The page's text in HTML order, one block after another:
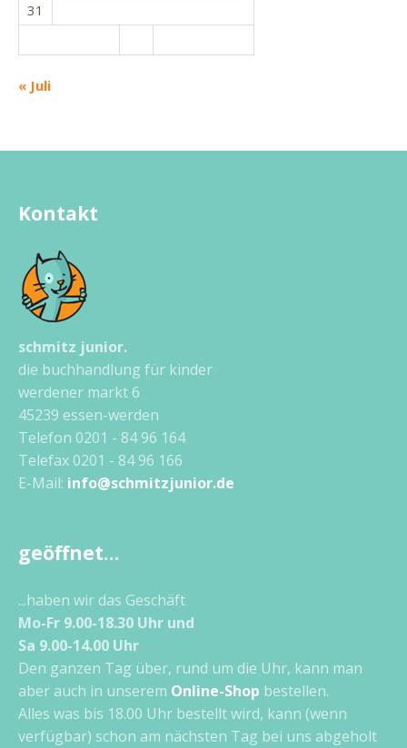
« Juli
31
Kontakt
schmitz junior.
die buchhandlung für kinder
werdener markt 6
45239 essen-werden
Telefon 0201 - 84 96 164
Telefax 0201 - 84 96 166
E-Mail: info@schmitzjunior.de
geöffnet…
...haben wir das Geschäft
Mo-Fr 9.00-18.30 Uhr und
Sa 9.00-14.00 Uhr
Den ganzen Tag über, rund um die Uhr, kann man
aber auch in unserem Online-Shop bestellen.
Alles was bis 18.00 Uhr bestellt wird, kann (wenn
verfügbar) schon am nächsten Tag bei uns abgeholt